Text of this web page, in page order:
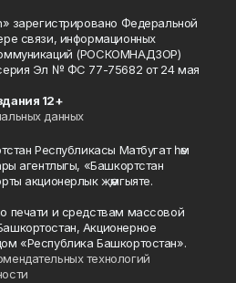
зарегистрировано Федеральной
связи, информационных
(РОСКОМНАДЗОР)
Эл № ФС 77-75682 от 24 мая
12+
данных
Республикасы Матбугат һәм
агентлыгы, «Башкортстан
акционерлык җәмгыяте.
печати и средствам массовой
Акционерное
«Республика Башкортостан».
технологий